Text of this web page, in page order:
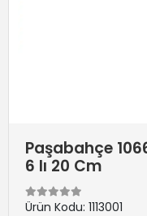
Paşabahçe
6 lı 20 Cm
Ürün Kodu: 1113001